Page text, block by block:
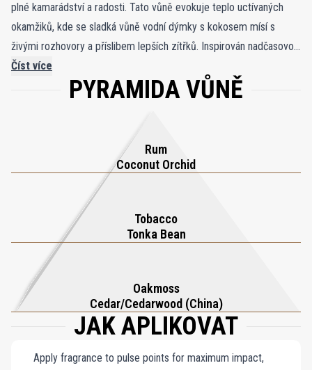
plné kamarádství a radosti. Tato vůně evokuje teplo uctívaných
okamžiků, kde se sladká vůně vodní dýmky s kokosem mísí s
živými rozhovory a příslibem lepších zítřků. Inspirován nadčasovou
moudrostí „Zapal svůj život a hledej ty, kteří rozdmýchávají tvé
plameny“, ztělesňuje radosti života. Vůně se otevírá tropickým
a pohodlí, připomínající intimní setkání a společný smích. Jak noc
pohasíná, vůně se usadí ve svém luxusním základu dubového
mechu a čínského cedrového dřeva a zanechá trvalý dojem
uzemněné elegance. Fan Your Flames je připomínkou, jak si vážit
vzácných životních okamžiků, krásně zachycených vůní.
Číst více
PYRAMIDA VŮNĚ
Rum
Coconut Orchid
Tobacco
Tonka Bean
Oakmoss
Cedar/Cedarwood (China)
JAK APLIKOVAT
Apply fragrance to pulse points for maximum impact,